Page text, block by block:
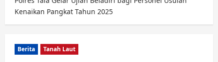
Kenaikan Pangkat Tahun 2025
Berita Tanah Laut